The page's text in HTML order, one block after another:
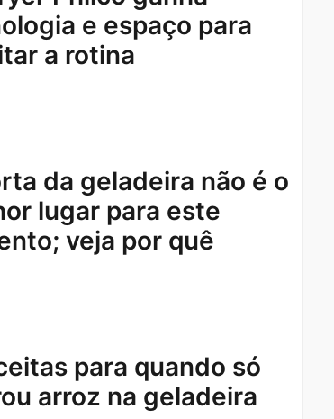
e espaço para
a rotina
da geladeira não é o
lugar para este
veja por quê
para quando só
arroz na geladeira